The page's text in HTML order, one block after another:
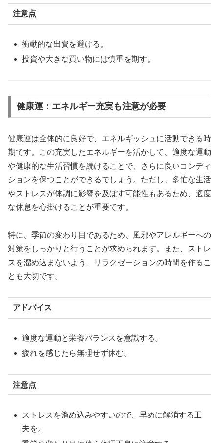
注意点
衝動的な出費を避ける。
投資や大きな買い物には慎重を期す。
健康運：エネルギー充実も注意が必要
健康運は全体的に良好で、エネルギッシュに活動できる時
期です。この充実したエネルギーを活かして、適度な運動
や健康的な生活習慣を続けることで、さらに良いコンディ
ションを保つことができるでしょう。ただし、多忙な生活
やストレスが体調に影響を及ぼす可能性もあるため、適度
な休息を心掛けることが重要です。
特に、季節の変わり目であるため、風邪やアレルギーへの
対策をしっかりと行うことが求められます。また、ストレ
スを溜め込まないよう、リラクゼーションの時間を作るこ
とも大切です。
アドバイス
適度な運動と栄養バランスを意識する。
疲れを感じたら無理せず休む。
注意点
ストレスを溜め込みやすいので、早めに解消する工
夫を。